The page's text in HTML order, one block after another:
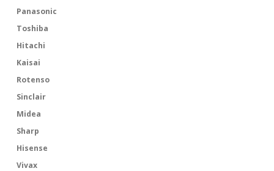
Panasonic
Toshiba
Hitachi
Kaisai
Rotenso
Sinclair
Midea
Sharp
Hisense
Vivax